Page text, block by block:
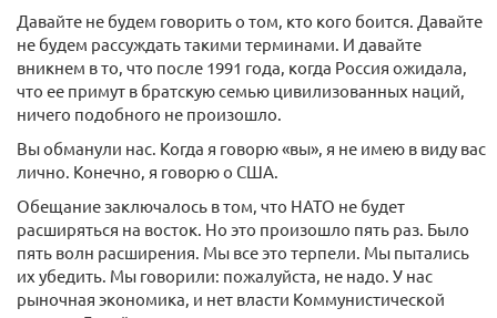
Давайте не будем говорить о том, кто кого боится. Давайте
не будем рассуждать такими терминами. И давайте
вникнем в то, что после 1991 года, когда Россия ожидала,
что ее примут в братскую семью цивилизованных наций,
ничего подобного не произошло.
Вы обманули нас. Когда я говорю «вы», я не имею в виду вас
лично. Конечно, я говорю о США.
Обещание заключалось в том, что НАТО не будет
расширяться на восток. Но это произошло пять раз. Было
пять волн расширения. Мы все это терпели. Мы пытались
их убедить. Мы говорили: пожалуйста, не надо. У нас
рыночная экономика, и нет власти Коммунистической